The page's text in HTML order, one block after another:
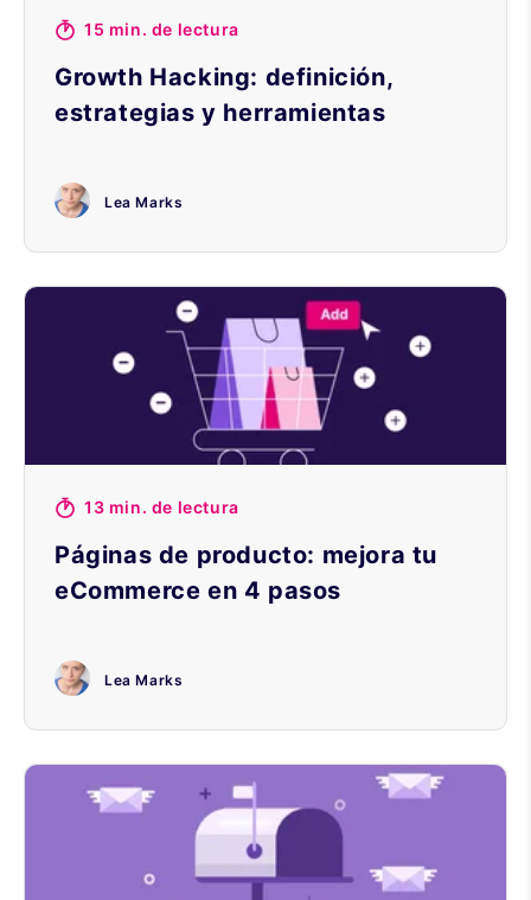
15 min. de lectura
Growth Hacking: definición,
estrategias y herramientas
Lea Marks
13 min. de lectura
Páginas de producto: mejora tu
eCommerce en 4 pasos
Lea Marks